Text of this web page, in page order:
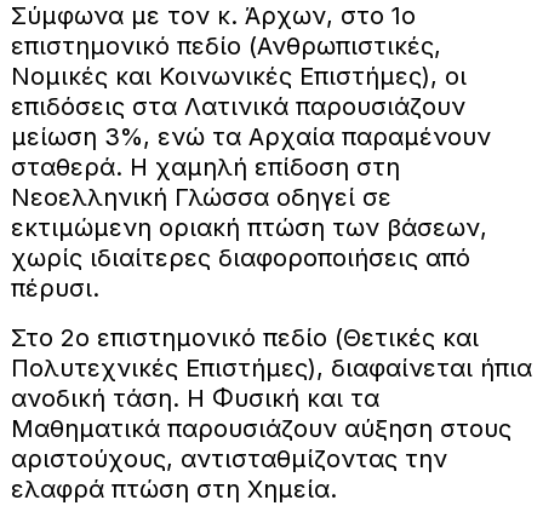
Σύμφωνα με τον κ. Άρχων, στο 1ο
επιστημονικό πεδίο (Ανθρωπιστικές,
Νομικές και Κοινωνικές Επιστήμες), οι
επιδόσεις στα Λατινικά παρουσιάζουν
μείωση 3%, ενώ τα Αρχαία παραμένουν
σταθερά. Η χαμηλή επίδοση στη
Νεοελληνική Γλώσσα οδηγεί σε
εκτιμώμενη οριακή πτώση των βάσεων,
χωρίς ιδιαίτερες διαφοροποιήσεις από
πέρυσι.
Στο 2ο επιστημονικό πεδίο (Θετικές και
Πολυτεχνικές Επιστήμες), διαφαίνεται ήπια
ανοδική τάση. Η Φυσική και τα
Μαθηματικά παρουσιάζουν αύξηση στους
αριστούχους, αντισταθμίζοντας την
ελαφρά πτώση στη Χημεία.